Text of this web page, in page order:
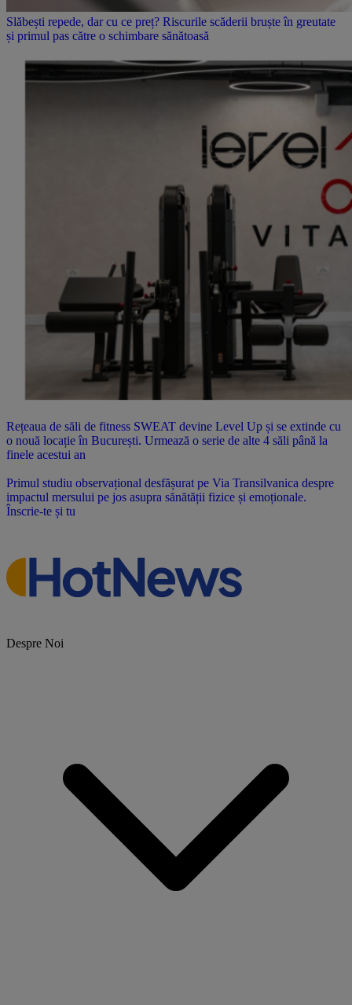
Slăbești repede, dar cu ce preț? Riscurile scăderii bruște în greutate
și primul pas către o schimbare sănătoasă
Rețeaua de săli de fitness SWEAT devine Level Up și se extinde cu
o nouă locație în București. Urmează o serie de alte 4 săli până la
finele acestui an
Primul studiu observațional desfășurat pe Via Transilvanica despre
impactul mersului pe jos asupra sănătății fizice și emoționale.
Înscrie-te și tu
Despre Noi